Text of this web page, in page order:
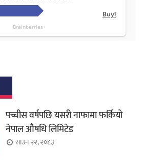
पच्चीस वर्षपछि यसरी नाफामा फर्कियो
नेपाल औषधि लिमिटेड
साउन २२, २०८३